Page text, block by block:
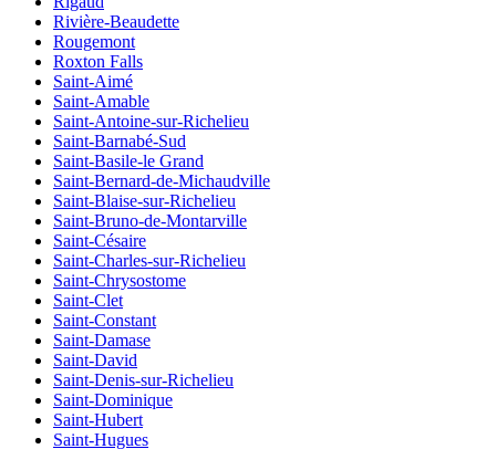
Rivière-Beaudette
Rougemont
Roxton Falls
Saint-Aimé
Saint-Amable
Saint-Antoine-sur-Richelieu
Saint-Barnabé-Sud
Saint-Basile-le Grand
Saint-Bernard-de-Michaudville
Saint-Blaise-sur-Richelieu
Saint-Bruno-de-Montarville
Saint-Césaire
Saint-Charles-sur-Richelieu
Saint-Chrysostome
Saint-Clet
Saint-Constant
Saint-Damase
Saint-David
Saint-Denis-sur-Richelieu
Saint-Dominique
Saint-Hubert
Saint-Hugues